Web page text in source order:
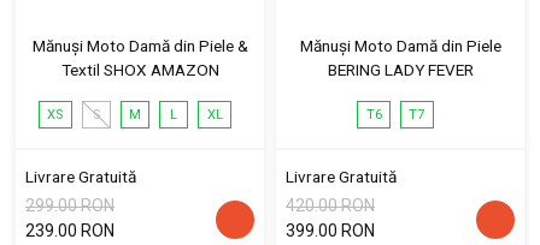
Mănuși Moto Damă din Piele &
Textil SHOX AMAZON
XS S M L XL
Livrare Gratuită
299.00 RON
239.00 RON
Mănuși Moto Damă din Piele
BERING LADY FEVER
T6 T7
Livrare Gratuită
420.00 RON
399.00 RON